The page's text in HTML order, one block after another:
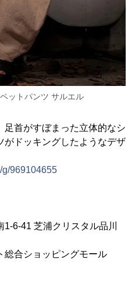
ットパンツ サルエル
足首がすぼまった立体的なシ
がドッキングしたようなデザ
g/969104655
6-41 芝浦クリスタル品川
合ショッピングモール